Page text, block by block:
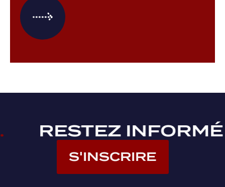
RESTEZ INFORMÉ
S'INSCRIRE